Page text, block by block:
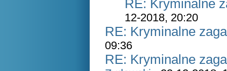
RE: Kryminalne
12-2018, 20:20
RE: Kryminalne
09:36
RE: Kryminalne